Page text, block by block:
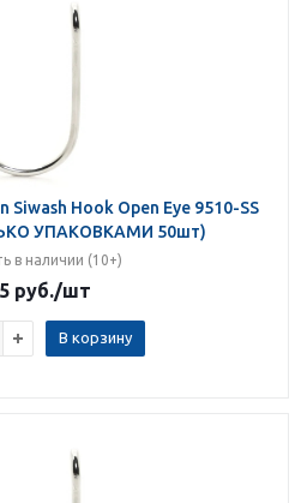
Hook Open Eye 9510-SS
УПАКОВКАМИ 50шт)
в наличии (10+)
руб./шт
В корзину